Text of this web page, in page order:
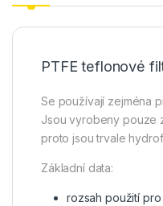
PTFE teflonové
Se používají zejména
Jsou vyrobeny pouze
proto jsou trvale
Základní data:
rozsah použití pro